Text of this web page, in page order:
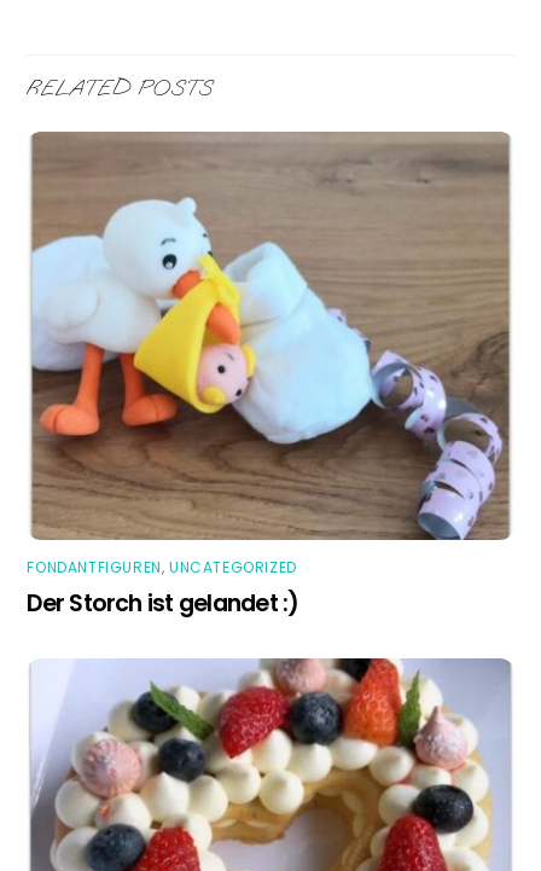
RELATED POSTS
FONDANTFIGUREN,UNCATEGORIZED
Der Storch ist gelandet :)